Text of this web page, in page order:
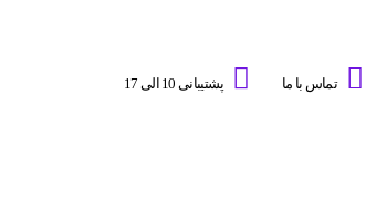
تماس با ما پشتیبانی 10 الی 17